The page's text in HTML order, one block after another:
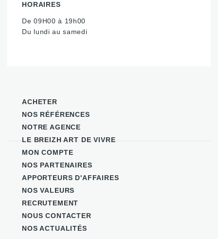
HORAIRES
De 09H00 à 19h00
Du lundi au samedi
ACHETER
NOS RÉFÉRENCES
NOTRE AGENCE
LE BREIZH ART DE VIVRE
MON COMPTE
NOS PARTENAIRES
APPORTEURS D'AFFAIRES
NOS VALEURS
RECRUTEMENT
NOUS CONTACTER
NOS ACTUALITÉS